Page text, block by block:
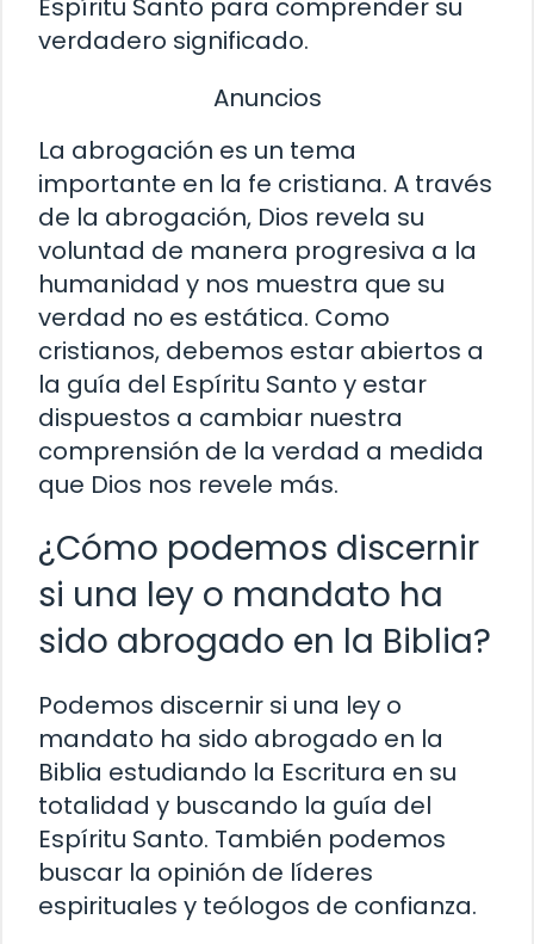
Espíritu Santo para comprender su
verdadero significado.
Anuncios
La abrogación es un tema
importante en la fe cristiana. A través
de la abrogación, Dios revela su
voluntad de manera progresiva a la
humanidad y nos muestra que su
verdad no es estática. Como
cristianos, debemos estar abiertos a
la guía del Espíritu Santo y estar
dispuestos a cambiar nuestra
comprensión de la verdad a medida
que Dios nos revele más.
¿Cómo podemos discernir
si una ley o mandato ha
sido abrogado en la Biblia?
Podemos discernir si una ley o
mandato ha sido abrogado en la
Biblia estudiando la Escritura en su
totalidad y buscando la guía del
Espíritu Santo. También podemos
buscar la opinión de líderes
espirituales y teólogos de confianza.